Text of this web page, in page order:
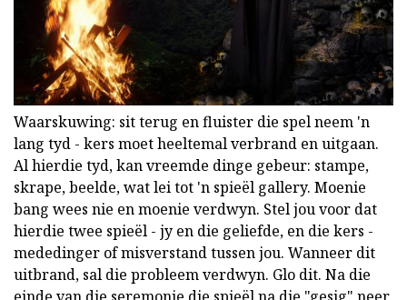
Waarskuwing: sit terug en fluister die spel neem 'n
lang tyd - kers moet heeltemal verbrand en uitgaan.
Al hierdie tyd, kan vreemde dinge gebeur: stampe,
skrape, beelde, wat lei tot 'n spieël gallery. Moenie
bang wees nie en moenie verdwyn. Stel jou voor dat
hierdie twee spieël - jy en die geliefde, en die kers -
mededinger of misverstand tussen jou. Wanneer dit
uitbrand, sal die probleem verdwyn. Glo dit. Na die